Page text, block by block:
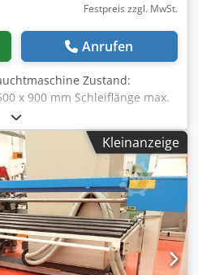
Festpreis zzgl. MwSt.
Anrufen
Zustand:
x 900 mm Schleiflänge max.
7100 mm x 150 mm
mm Kröpfung rechts Motor
mm gewicht: 620 kg
Flörsheim
Kleinanzeige